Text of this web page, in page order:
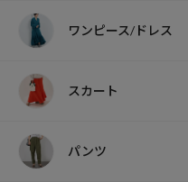
ワンピース/ドレス
スカート
パンツ